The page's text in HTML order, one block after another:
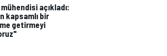
açıkladı:
kapsamlı bir
getirmeyi